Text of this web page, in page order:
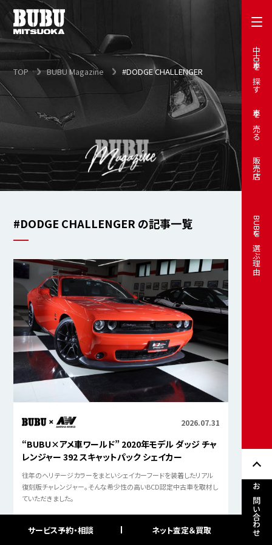
中古車を探す
車を売る
販売店
BUBUを選ぶ理由
お問い合わせ
TOP BUBU Magazine #DODGE CHALLENGER
#DODGE CHALLENGER の記事一覧
2026.07.31
“BUBU×アメ車ワールド” 2020年モデル ダッジ チャ
レンジャー 392 スキャットパック シェイカー
往年のヘリテージカラーをまといシェイカーフードを装着したリアル
復刻版チャレンジャー。そんな希少性の高いBCD認定中古車を取材し
ていただきました。
サービス予約・相談 ネット査定＆買取